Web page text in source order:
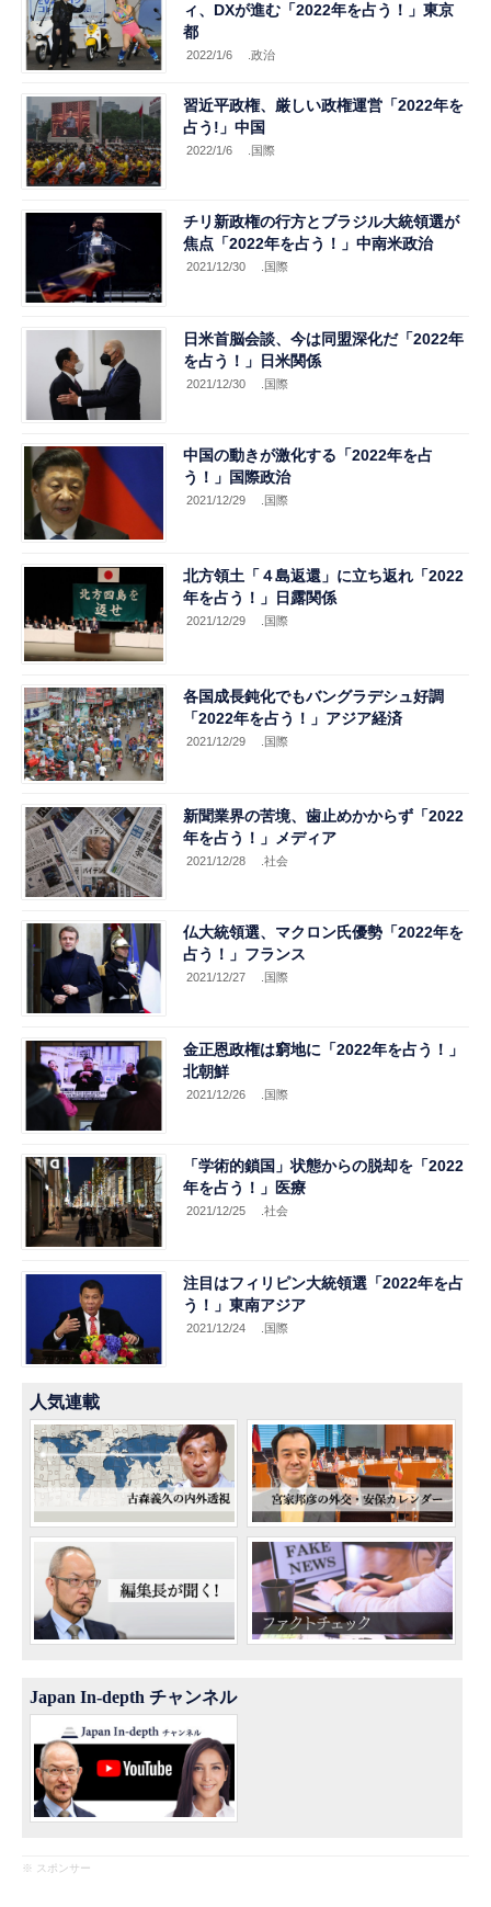
ィ、DXが進む「2022年を占う！」東京
都
2022/1/6 .政治
習近平政権、厳しい政権運営「2022年を
占う!」中国
2022/1/6 .国際
チリ新政権の行方とブラジル大統領選が
焦点「2022年を占う！」中南米政治
2021/12/30 .国際
日米首脳会談、今は同盟深化だ「2022年
を占う！」日米関係
2021/12/30 .国際
中国の動きが激化する「2022年を占
う！」国際政治
2021/12/29 .国際
北方領土「４島返還」に立ち返れ「2022
年を占う！」日露関係
2021/12/29 .国際
各国成長鈍化でもバングラデシュ好調
「2022年を占う！」アジア経済
2021/12/29 .国際
新聞業界の苦境、歯止めかからず「2022
年を占う！」メディア
2021/12/28 .社会
仏大統領選、マクロン氏優勢「2022年を
占う！」フランス
2021/12/27 .国際
金正恩政権は窮地に「2022年を占う！」
北朝鮮
2021/12/26 .国際
「学術的鎖国」状態からの脱却を「2022
年を占う！」医療
2021/12/25 .社会
注目はフィリピン大統領選「2022年を占
う！」東南アジア
2021/12/24 .国際
人気連載
Japan In-depth チャンネル
※ スポンサー